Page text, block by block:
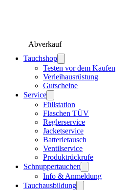
Abverkauf
Tauchshop
Testen vor dem Kaufen
Verleihausrüstung
Gutscheine
Service
Füllstation
Flaschen TÜV
Reglerservice
Jacketservice
Batterietausch
Ventilservice
Produktrückrufe
Schnuppertauchen
Info & Anmeldung
Tauchausbildung